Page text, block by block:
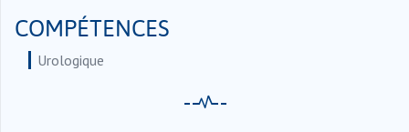
COMPÉTENCES
Urologique